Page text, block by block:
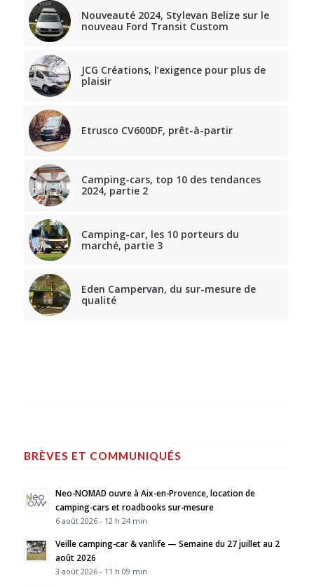
Nouveauté 2024, Stylevan Belize sur le
nouveau Ford Transit Custom
JCG Créations, l’exigence pour plus de
plaisir
Etrusco CV600DF, prêt-à-partir
Camping-cars, top 10 des tendances
2024, partie 2
Camping-car, les 10 porteurs du
marché, partie 3
Eden Campervan, du sur-mesure de
qualité
BRÈVES ET COMMUNIQUÉS
Neo-NOMAD ouvre à Aix-en-Provence, location de
camping-cars et roadbooks sur-mesure
6 août 2026 - 12 h 24 min
Veille camping-car & vanlife — Semaine du 27 juillet au 2
août 2026
3 août 2026 - 11 h 09 min